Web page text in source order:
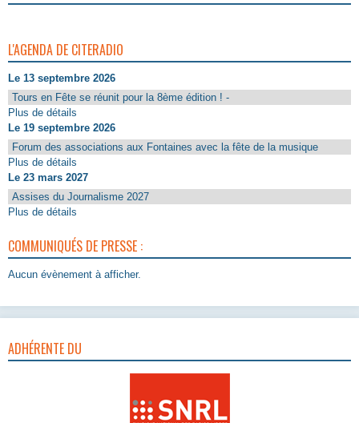
L'AGENDA DE CITERADIO
Le 13 septembre 2026
Tours en Fête se réunit pour la 8ème édition ! -
Plus de détails
Le 19 septembre 2026
Forum des associations aux Fontaines avec la fête de la musique
Plus de détails
Le 23 mars 2027
Assises du Journalisme 2027
Plus de détails
COMMUNIQUÉS DE PRESSE :
Aucun évènement à afficher.
ADHÉRENTE DU